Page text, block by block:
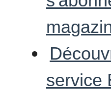
service